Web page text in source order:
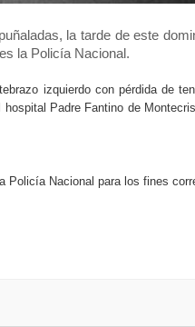
provincias
técnica para
dama, dejó abiertos
Supérate Mujer
la tarde de este
la Policía Nacional.
izquierdo con pérdida de
Padre Fantino de
Policía Nacional para los fines